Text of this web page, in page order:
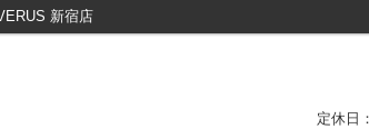
新宿店
定休日